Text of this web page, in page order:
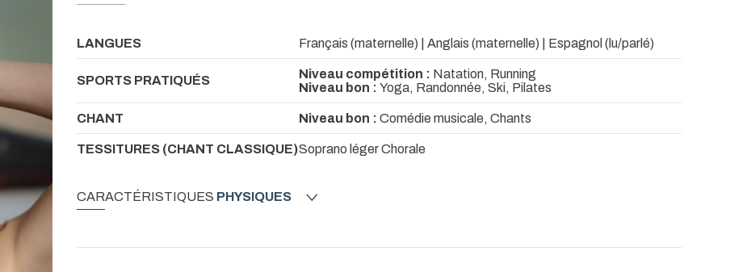
LANGUES Français (maternelle) | Anglais (maternelle) | Espagnol (lu/parlé)
SPORTS PRATIQUÉS Niveau compétition : Natation, Running
Niveau bon : Yoga, Randonnée, Ski, Pilates
CHANT Niveau bon : Comédie musicale, Chants
TESSITURES (CHANT CLASSIQUE)Soprano léger Chorale
CARACTÉRISTIQUES PHYSIQUES